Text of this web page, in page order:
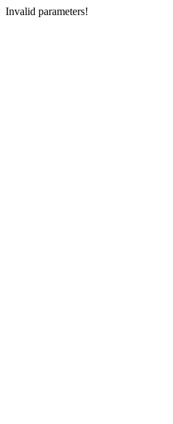
Invalid parameters!